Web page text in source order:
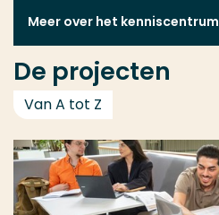
Meer over het kenniscentrum
De projecten
Van A tot Z